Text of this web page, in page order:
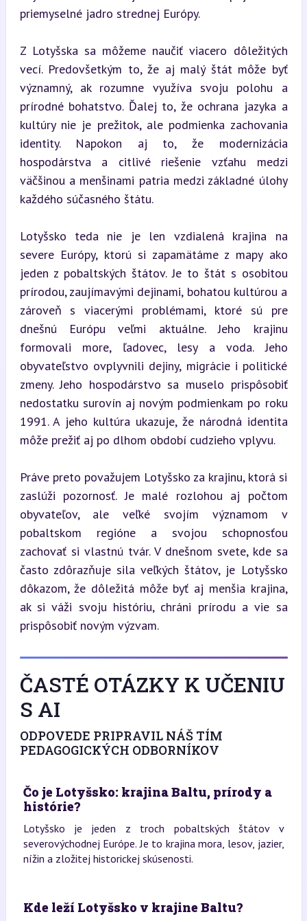
priemyselné jadro strednej Európy.
Z Lotyšska sa môžeme naučiť viacero dôležitých
vecí. Predovšetkým to, že aj malý štát môže byť
významný, ak rozumne využíva svoju polohu a
prírodné bohatstvo. Ďalej to, že ochrana jazyka a
kultúry nie je prežitok, ale podmienka zachovania
identity. Napokon aj to, že modernizácia
hospodárstva a citlivé riešenie vzťahu medzi
väčšinou a menšinami patria medzi základné úlohy
každého súčasného štátu.
Lotyšsko teda nie je len vzdialená krajina na
severe Európy, ktorú si zapamätáme z mapy ako
jeden z pobaltských štátov. Je to štát s osobitou
prírodou, zaujímavými dejinami, bohatou kultúrou a
zároveň s viacerými problémami, ktoré sú pre
dnešnú Európu veľmi aktuálne. Jeho krajinu
formovali more, ľadovec, lesy a voda. Jeho
obyvateľstvo ovplyvnili dejiny, migrácie i politické
zmeny. Jeho hospodárstvo sa muselo prispôsobiť
nedostatku surovín aj novým podmienkam po roku
1991. A jeho kultúra ukazuje, že národná identita
môže prežiť aj po dlhom období cudzieho vplyvu.
Práve preto považujem Lotyšsko za krajinu, ktorá si
zaslúži pozornosť. Je malé rozlohou aj počtom
obyvateľov, ale veľké svojím významom v
pobaltskom regióne a svojou schopnosťou
zachovať si vlastnú tvár. V dnešnom svete, kde sa
často zdôrazňuje sila veľkých štátov, je Lotyšsko
dôkazom, že dôležitá môže byť aj menšia krajina,
ak si váži svoju históriu, chráni prírodu a vie sa
prispôsobiť novým výzvam.
ČASTÉ OTÁZKY K UČENIU
S AI
ODPOVEDE PRIPRAVIL NÁŠ TÍM
PEDAGOGICKÝCH ODBORNÍKOV
Čo je Lotyšsko: krajina Baltu, prírody a
histórie?
Lotyšsko je jeden z troch pobaltských štátov v
severovýchodnej Európe. Je to krajina mora, lesov, jazier,
nížin a zložitej historickej skúsenosti.
Kde leží Lotyšsko v krajine Baltu?